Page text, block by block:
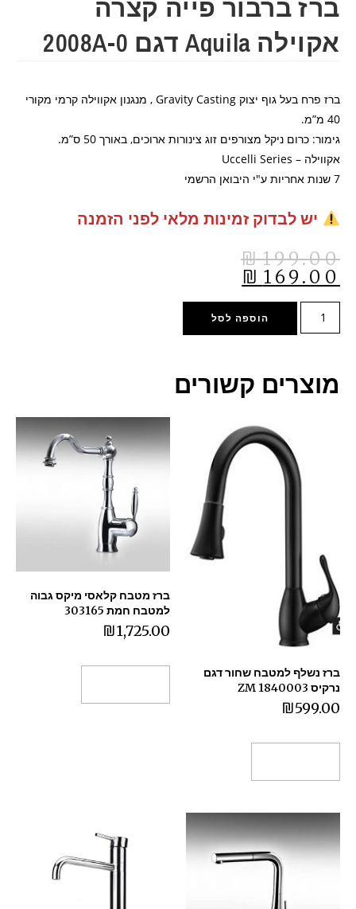
ברז ברבור פייה קצרה
אקוילה Aquila דגם 2008A-0
ברז פרח בעל גוף יצוק Gravity Casting , מנגנון אקווילה קרמי מקורי
40 מ”מ.
גימור: כרום ניקל מצורפים זוג צינורות ארוכים, באורך 50 ס”מ.
אקווילה – Uccelli Series
7 שנות אחריות ע"י היבואן הרשמי
יש לבדוק זמינות מלאי לפני הזמנה
₪199.00
₪ 169.00
הוספה לסל
מוצרים קשורים
ברז נשלף למטבח שחור דגם
נרקיס 1840003 ZM
₪599.00
ברז מטבח קלאסי מיקס גבוה
למטבח חמת 303165
₪1,725.00